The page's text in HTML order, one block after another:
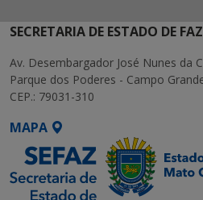
SECRETARIA DE ESTADO DE
Av. Desembargador José Nunes da
Parque dos Poderes - Campo
CEP.: 79031-310
MAPA